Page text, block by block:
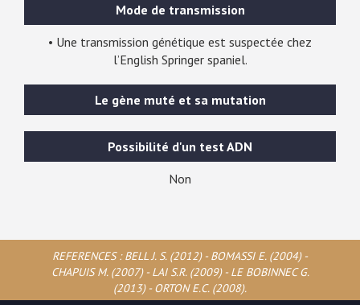
Mode de transmission
• Une transmission génétique est suspectée chez
l’English Springer spaniel.
Le gène muté et sa mutation
Possibilité d'un test ADN
Non
REFERENCES : BELL J. S. (2012) - BOMASSI E. (2004) -
CHAPUIS M. (2007) - LAI S.R. (2009) - LE BOBINNEC G.
(2013) - ORTON E.C. (2008).